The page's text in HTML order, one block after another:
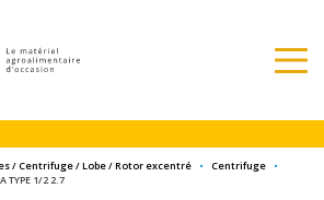
/ Centrifuge / Lobe / Rotor excentré • Centrifuge
•
TYPE 1/2 2.7